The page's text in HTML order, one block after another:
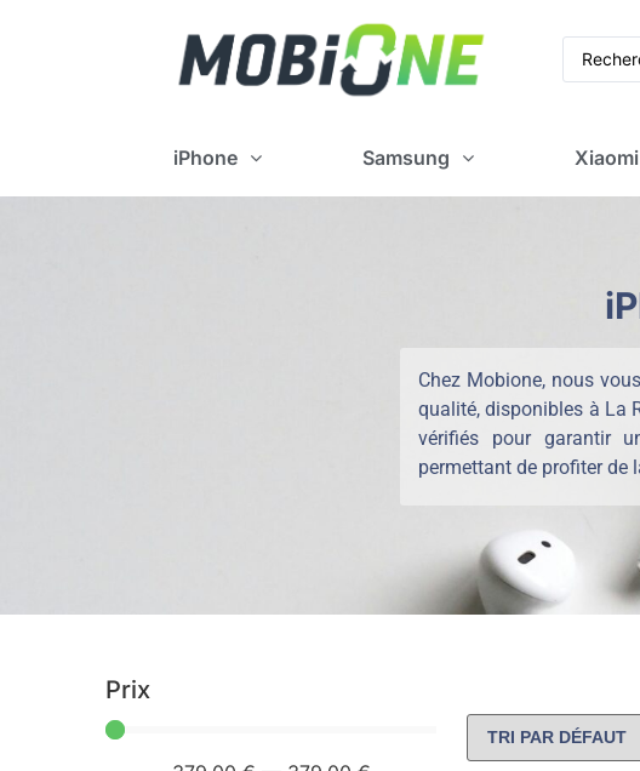
iPhone Samsung Xiaomi
Chez Mobione, nous
qualité, disponibles à La
vérifiés pour garantir
permettant de profiter de
Prix